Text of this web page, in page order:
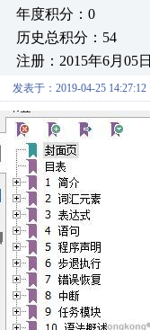
年度积分：0
历史总积分：54
注册：2015年6月05日
发表于：2019-04-25 14:27:12